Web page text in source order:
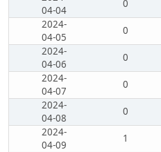
04-04
0
2024-
04-05
0
2024-
04-06
0
2024-
04-07
0
2024-
04-08
0
2024-
04-09
1